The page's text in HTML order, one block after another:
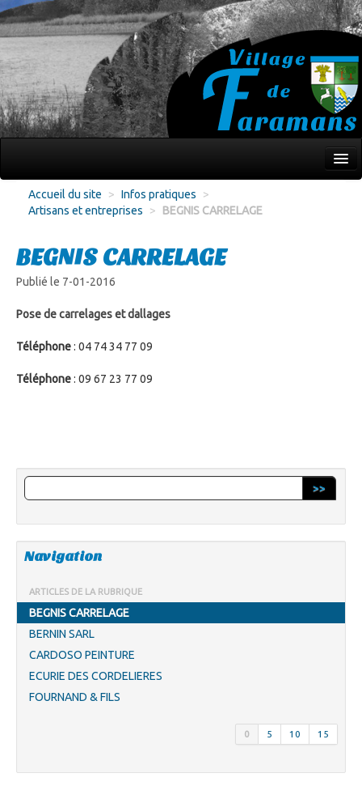
Écoles Jeunesse
Culture Loisirs
Associations
Environnement
Infos pratiques
Accueil du site > Infos pratiques
>
Artisans et entreprises
> BEGNIS CARRELAGE
BEGNIS CARRELAGE
Publié le 7-01-2016
Pose de carrelages et dallages
Téléphone: 04 74 34 77 09
Téléphone: 09 67 23 77 09
>>
Navigation
ARTICLES DE LA RUBRIQUE
BEGNIS CARRELAGE
BERNIN SARL
CARDOSO PEINTURE
ECURIE DES CORDELIERES
FOURNAND & FILS
0 5 10 15